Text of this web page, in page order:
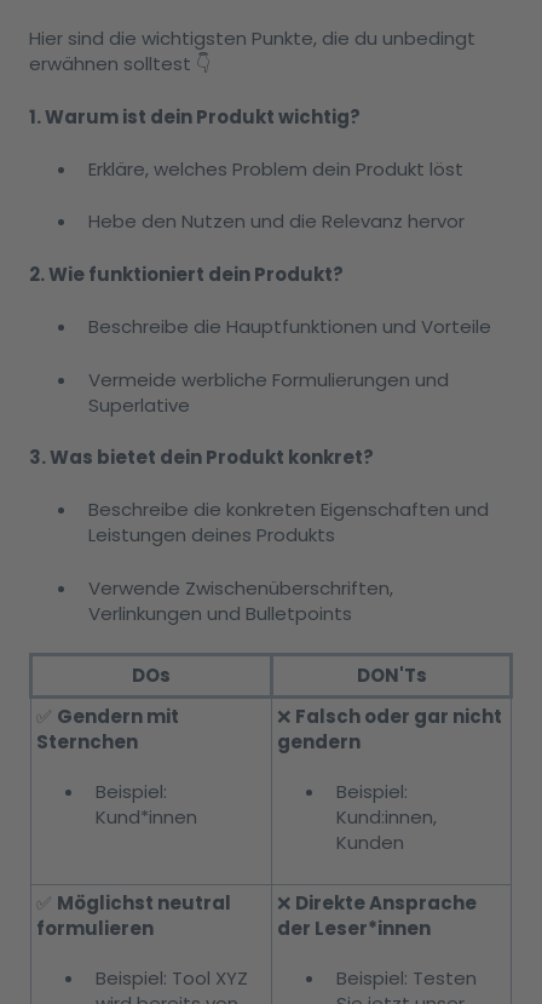
Hier sind die wichtigsten Punkte, die du unbedingt
erwähnen solltest 👇
1. Warum ist dein Produkt wichtig?
Erkläre, welches Problem dein Produkt löst
Hebe den Nutzen und die Relevanz hervor
2. Wie funktioniert dein Produkt?
Beschreibe die Hauptfunktionen und Vorteile
Vermeide werbliche Formulierungen und
Superlative
3. Was bietet dein Produkt konkret?
Beschreibe die konkreten Eigenschaften und
Leistungen deines Produkts
Verwende Zwischenüberschriften,
Verlinkungen und Bulletpoints
DOs
DON'Ts
✅ Gendern mit
Sternchen
Beispiel:
Kund*innen
❌ Falsch oder gar nicht
gendern
Beispiel:
Kund:innen,
Kunden
✅ Möglichst neutral
formulieren
Beispiel: Tool XYZ
❌ Direkte Ansprache
der Leser*innen
Beispiel: Testen